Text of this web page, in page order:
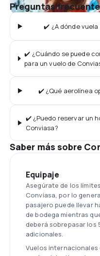
Preguntas
✔️ ¿A dónde
✔️ ¿Cuándo se puede
para un vuelo de
✔️ ¿Qué aerolínea
✔️ ¿Puedo reservar un
Conviasa?
Saber más sobre
Equipaje
Asegúrate de los
Conviasa, por lo
pasajero puede llevar
de bodega mientras
deberá sobrepasar los
adicionales.
Vuelos